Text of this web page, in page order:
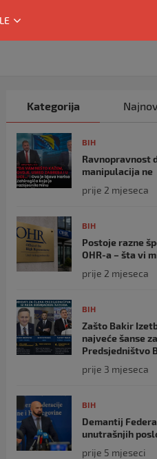
Kategorija
BIH
Ravnopravnost
manipulacija ne
prije 2 mjeseca
BIH
Postoje razne
OHR-a – šta vi
prije 2 mjeseca
BIH
Zašto Bakir
najveće šanse
Predsjedništvo
prije 3 mjeseca
BIH
Demantij
unutrašnjih
prije 5 mjeseci